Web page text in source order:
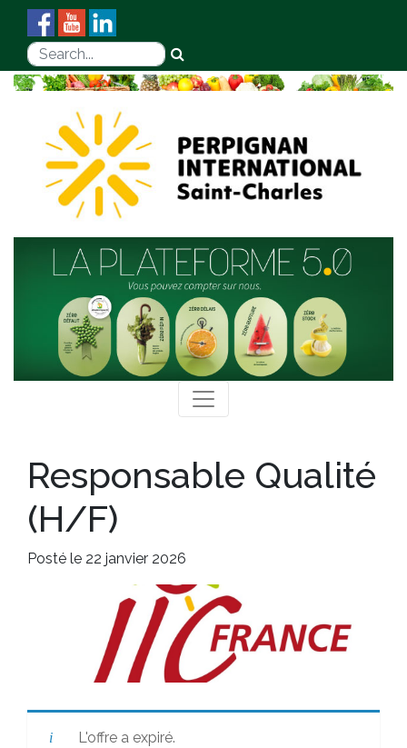
Responsable Qualité
(H/F)
Posté le 22 janvier 2026
L'offre a expiré.